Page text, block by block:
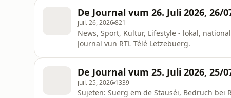
De Journal vum 26. Juli 2026, 26/
juil. 26, 2026821
News, Sport, Kultur, Lifestyle - lokal,
Journal vun RTL Télé Lëtzebuerg.
De Journal vum 25. Juli 2026, 25/
juil. 25, 2026 1339
Sujeten: Suerg ëm de Stauséi, Bedruch bei